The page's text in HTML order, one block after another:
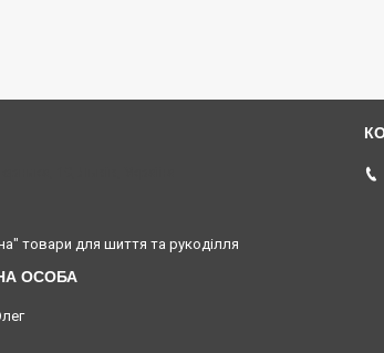
товари для шиття та рукоділля